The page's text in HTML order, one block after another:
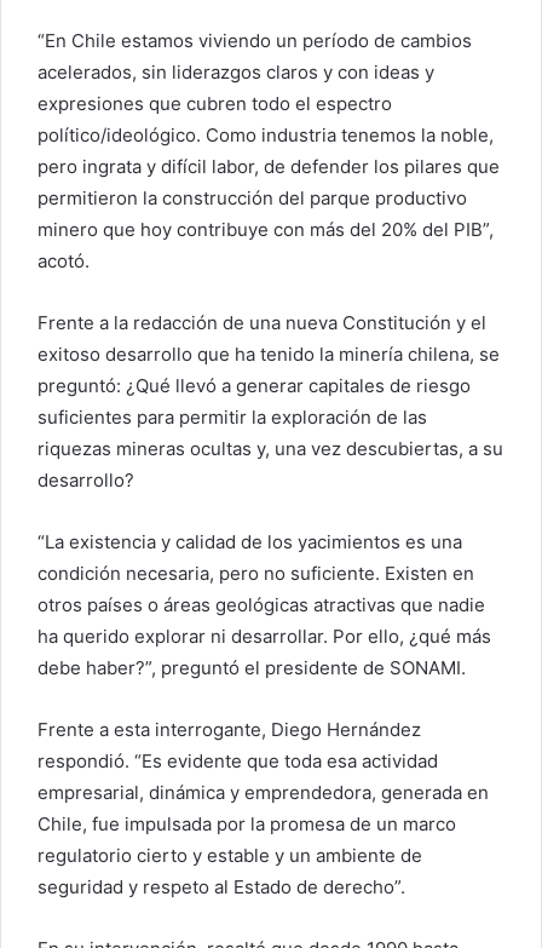
“En Chile estamos viviendo un período de cambios
acelerados, sin liderazgos claros y con ideas y
expresiones que cubren todo el espectro
político/ideológico. Como industria tenemos la noble,
pero ingrata y difícil labor, de defender los pilares que
permitieron la construcción del parque productivo
minero que hoy contribuye con más del 20% del PIB”,
acotó.
Frente a la redacción de una nueva Constitución y el
exitoso desarrollo que ha tenido la minería chilena, se
preguntó: ¿Qué llevó a generar capitales de riesgo
suficientes para permitir la exploración de las
riquezas mineras ocultas y, una vez descubiertas, a su
desarrollo?
“La existencia y calidad de los yacimientos es una
condición necesaria, pero no suficiente. Existen en
otros países o áreas geológicas atractivas que nadie
ha querido explorar ni desarrollar. Por ello, ¿qué más
debe haber?”, preguntó el presidente de SONAMI.
Frente a esta interrogante, Diego Hernández
respondió. “Es evidente que toda esa actividad
empresarial, dinámica y emprendedora, generada en
Chile, fue impulsada por la promesa de un marco
regulatorio cierto y estable y un ambiente de
seguridad y respeto al Estado de derecho”.